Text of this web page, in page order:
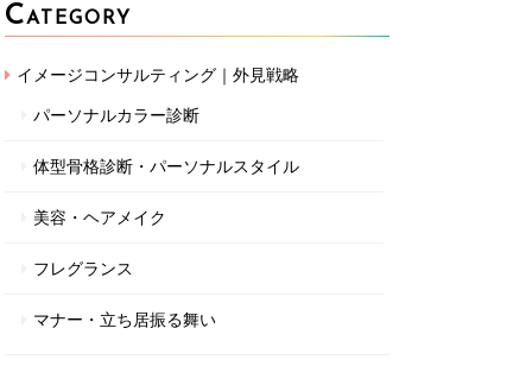
CATEGORY
イメージコンサルティング｜外見戦略
パーソナルカラー診断
体型骨格診断・パーソナルスタイル
美容・ヘアメイク
フレグランス
マナー・立ち居振る舞い